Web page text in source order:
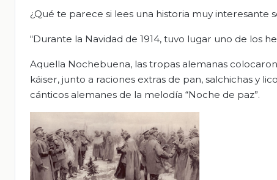
¿Qué te parece si lees una historia muy interesante
“Durante la Navidad de 1914, tuvo lugar uno de los
Aquella Nochebuena, las tropas alemanas
káiser, junto a raciones extras de pan, salchichas y
cánticos alemanes de la melodía “Noche de paz”.